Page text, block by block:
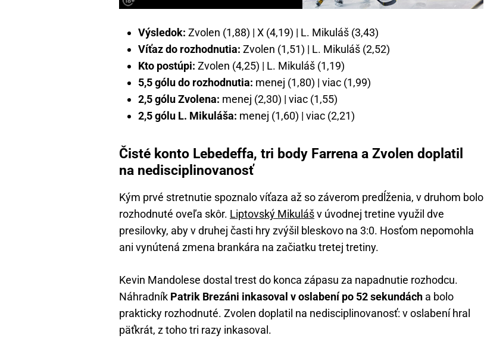
Výsledok: Zvolen (1,88) | X (4,19) | L. Mikuláš (3,43)
Víťaz do rozhodnutia: Zvolen (1,51) | L. Mikuláš (2,52)
Kto postúpi: Zvolen (4,25) | L. Mikuláš (1,19)
5,5 gólu do rozhodnutia: menej (1,80) | viac (1,99)
2,5 gólu Zvolena: menej (2,30) | viac (1,55)
2,5 gólu L. Mikuláša: menej (1,60) | viac (2,21)
Čisté konto Lebedeffa, tri body Farrena a Zvolen doplatil
na nedisciplinovanosť
Kým prvé stretnutie spoznalo víťaza až so záverom predĺženia, v druhom bolo
rozhodnuté oveľa skôr. Liptovský Mikulášv úvodnej tretine využil dve
presilovky, aby v druhej časti hry zvýšil bleskovo na 3:0. Hosťom nepomohla
ani vynútená zmena brankára na začiatku tretej tretiny.
Kevin Mandolese dostal trest do konca zápasu za napadnutie rozhodcu.
Náhradník Patrik Brezáni inkasoval v oslabení po 52 sekundách a bolo
prakticky rozhodnuté. Zvolen doplatil na nedisciplinovanosť: v oslabení hral
päťkrát, z toho tri razy inkasoval.